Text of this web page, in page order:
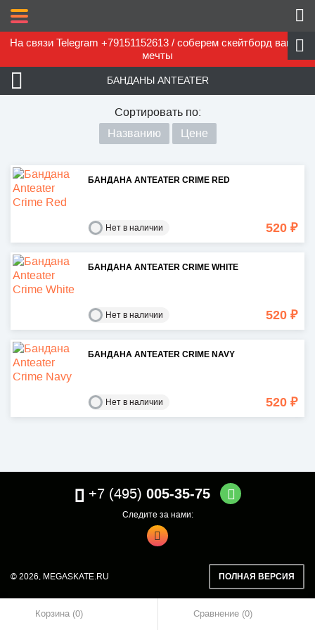
На связи Telegram +79151152613 / соберем скейтборд вашей
мечты
Корзина (0) Сравнение 0
БАНДАНЫ ANTEATER
Сортировать по:
Названию
Цене
БАНДАНА ANTEATER CRIME RED
Нет в наличии 520 ₽
БАНДАНА ANTEATER CRIME WHITE
Нет в наличии 520 ₽
БАНДАНА ANTEATER CRIME NAVY
Нет в наличии 520 ₽
+7 (495) 005-35-75
Следите за нами:
© 2026, MEGASKATE.RU ПОЛНАЯ ВЕРСИЯ